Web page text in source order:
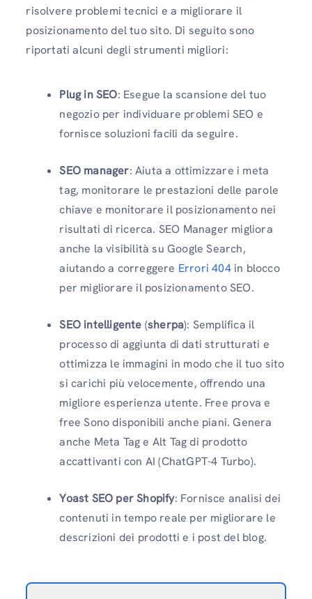
risolvere problemi tecnici e a migliorare il
posizionamento del tuo sito. Di seguito sono
riportati alcuni degli strumenti migliori:
Plug in SEO: Esegue la scansione del tuo
negozio per individuare problemi SEO e
fornisce soluzioni facili da seguire.
SEO manager: Aiuta a ottimizzare i meta
tag, monitorare le prestazioni delle parole
chiave e monitorare il posizionamento nei
risultati di ricerca. SEO Manager migliora
anche la visibilità su Google Search,
aiutando a correggere Errori 404in blocco
per migliorare il posizionamento SEO.
SEO intelligente (sherpa): Semplifica il
processo di aggiunta di dati strutturati e
ottimizza le immagini in modo che il tuo sito
si carichi più velocemente, offrendo una
migliore esperienza utente. Free prova e
free Sono disponibili anche piani. Genera
anche Meta Tag e Alt Tag di prodotto
accattivanti con AI (ChatGPT-4 Turbo).
Yoast SEO per Shopify: Fornisce analisi dei
contenuti in tempo reale per migliorare le
descrizioni dei prodotti e i post del blog.